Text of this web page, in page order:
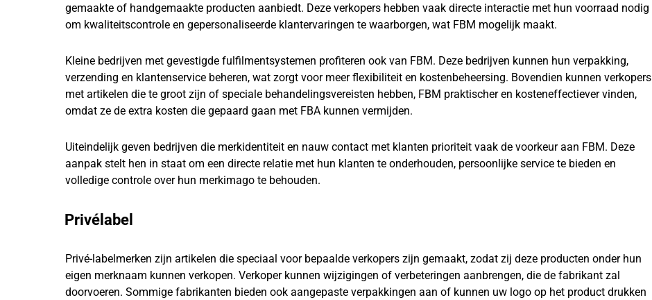
gemaakte of handgemaakte producten aanbiedt. Deze verkopers hebben vaak directe interactie met hun voorraad nodig
om kwaliteitscontrole en gepersonaliseerde klantervaringen te waarborgen, wat FBM mogelijk maakt.
Kleine bedrijven met gevestigde fulfilmentsystemen profiteren ook van FBM. Deze bedrijven kunnen hun verpakking,
verzending en klantenservice beheren, wat zorgt voor meer flexibiliteit en kostenbeheersing. Bovendien kunnen verkopers
met artikelen die te groot zijn of speciale behandelingsvereisten hebben, FBM praktischer en kosteneffectiever vinden,
omdat ze de extra kosten die gepaard gaan met FBA kunnen vermijden.
Uiteindelijk geven bedrijven die merkidentiteit en nauw contact met klanten prioriteit vaak de voorkeur aan FBM. Deze
aanpak stelt hen in staat om een directe relatie met hun klanten te onderhouden, persoonlijke service te bieden en
volledige controle over hun merkimago te behouden.
Privélabel
Privé-labelmerken zijn artikelen die speciaal voor bepaalde verkopers zijn gemaakt, zodat zij deze producten onder hun
eigen merknaam kunnen verkopen. Verkoper kunnen wijzigingen of verbeteringen aanbrengen, die de fabrikant zal
doorvoeren. Sommige fabrikanten bieden ook aangepaste verpakkingen aan of kunnen uw logo op het product drukken